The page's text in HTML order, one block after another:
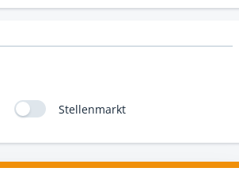
Stellenmarkt